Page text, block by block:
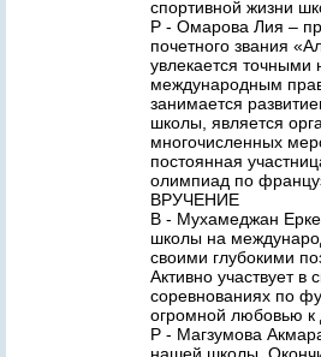
спортивной жизни
Р - Омарова Лия –
почетного звания
увлекается точными
международным
занимается
школы, является
многочисленных
постоянная
олимпиад по
ВРУЧЕНИЕ
В - Мухамеджан
школы на
своими глубокими
Активно участвует в
соревнованиях по
огромной любовью к
Р - Магзумова